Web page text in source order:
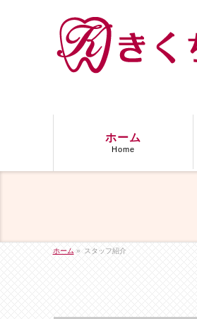
ホーム
Home
ホーム » スタッフ紹介